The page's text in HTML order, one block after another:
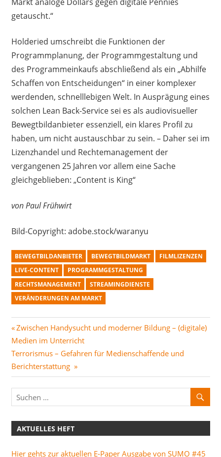
Markt analoge Dollars gegen digitale Pennies
getauscht.“
Holderied umschreibt die Funktionen der
Programmplanung, der Programmgestaltung und
des Programmeinkaufs abschließend als ein „Abhilfe
Schaffen von Entscheidungen“ in einer komplexer
werdenden, schnelllebigen Welt. In Ausprägung eines
solchen Lean Back-Service sei es als audiovisueller
Bewegtbildanbieter essenziell, ein klares Profil zu
haben, um nicht austauschbar zu sein. – Daher sei im
Lizenzhandel und Rechtemanagement der
vergangenen 25 Jahren vor allem eine Sache
gleichgeblieben: „Content is King“
von Paul Frühwirt
Bild-Copyright: adobe.stock/waranyu
BEWEGTBILDANBIETER BEWEGTBILDMARKT
FILMLIZENZEN
LIVE-CONTENT
PROGRAMMGESTALTUNG
RECHTSMANAGEMENT
STREAMINGDIENSTE
VERÄNDERUNGEN AM MARKT
Beitragsnavigation
Vorheriger
Beitrag:
Zwischen Handysucht und moderner Bildung – (digitale)
Medien im Unterricht
Nächster
Beitrag:
Terrorismus – Gefahren für Medienschaffende und
Berichterstattung
AKTUELLES HEFT
Hier gehts zur aktuellen E-Paper Ausgabe von SUMO #45